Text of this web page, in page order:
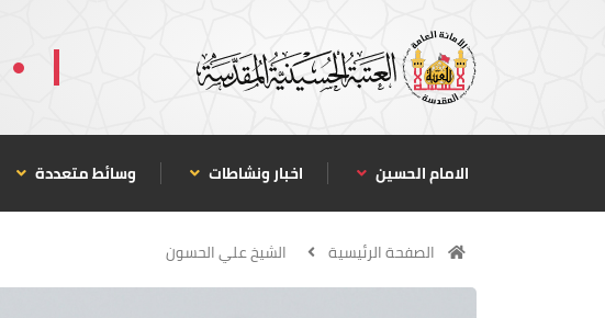
الامام الحسين اخبار ونشاطات وسائط متعددة
الصفحة الرئيسية الشيخ علي الحسون